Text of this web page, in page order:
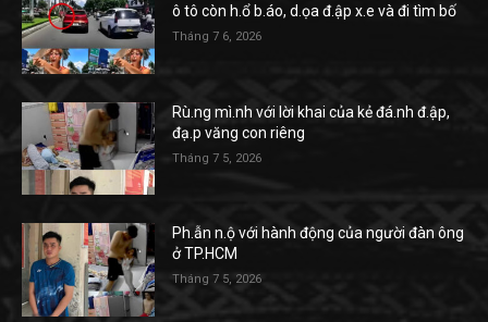
ô tô còn h.ổ b.áo, d.ọa đ.ập x.e và đi tìm bố
Tháng 7 6, 2026
Rù.ng mì.nh với lời khai của kẻ đá.nh đ.ập,
đạ.p văng con riêng
Tháng 7 5, 2026
Ph.ẫn n.ộ với hành động của người đàn ông
ở TP.HCM
Tháng 7 5, 2026